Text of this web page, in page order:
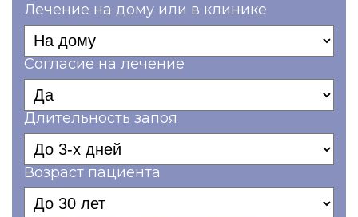
Лечение на дому или в клинике
Согласие на лечение
Длительность запоя
Возраст пациента